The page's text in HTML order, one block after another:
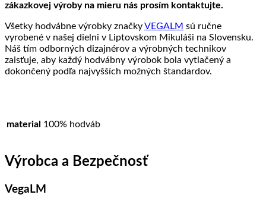
zákazkovej výroby na mieru nás prosím kontaktujte.
Všetky hodvábne výrobky značkyVEGALM sú ručne
vyrobené v našej dielni v Liptovskom Mikuláši na Slovensku.
Náš tím odborných dizajnérov a výrobných technikov
zaisťuje, aby každý hodvábny výrobok bola vytlačený a
dokončený podľa najvyšších možných štandardov.
material 100% hodváb
Výrobca a Bezpečnosť
VegaLM